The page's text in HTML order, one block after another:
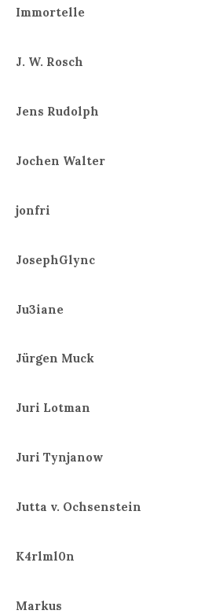
Immortelle
J. W. Rosch
Jens Rudolph
Jochen Walter
jonfri
JosephGlync
Ju3iane
Jürgen Muck
Juri Lotman
Juri Tynjanow
Jutta v. Ochsenstein
K4rlml0n
Markus